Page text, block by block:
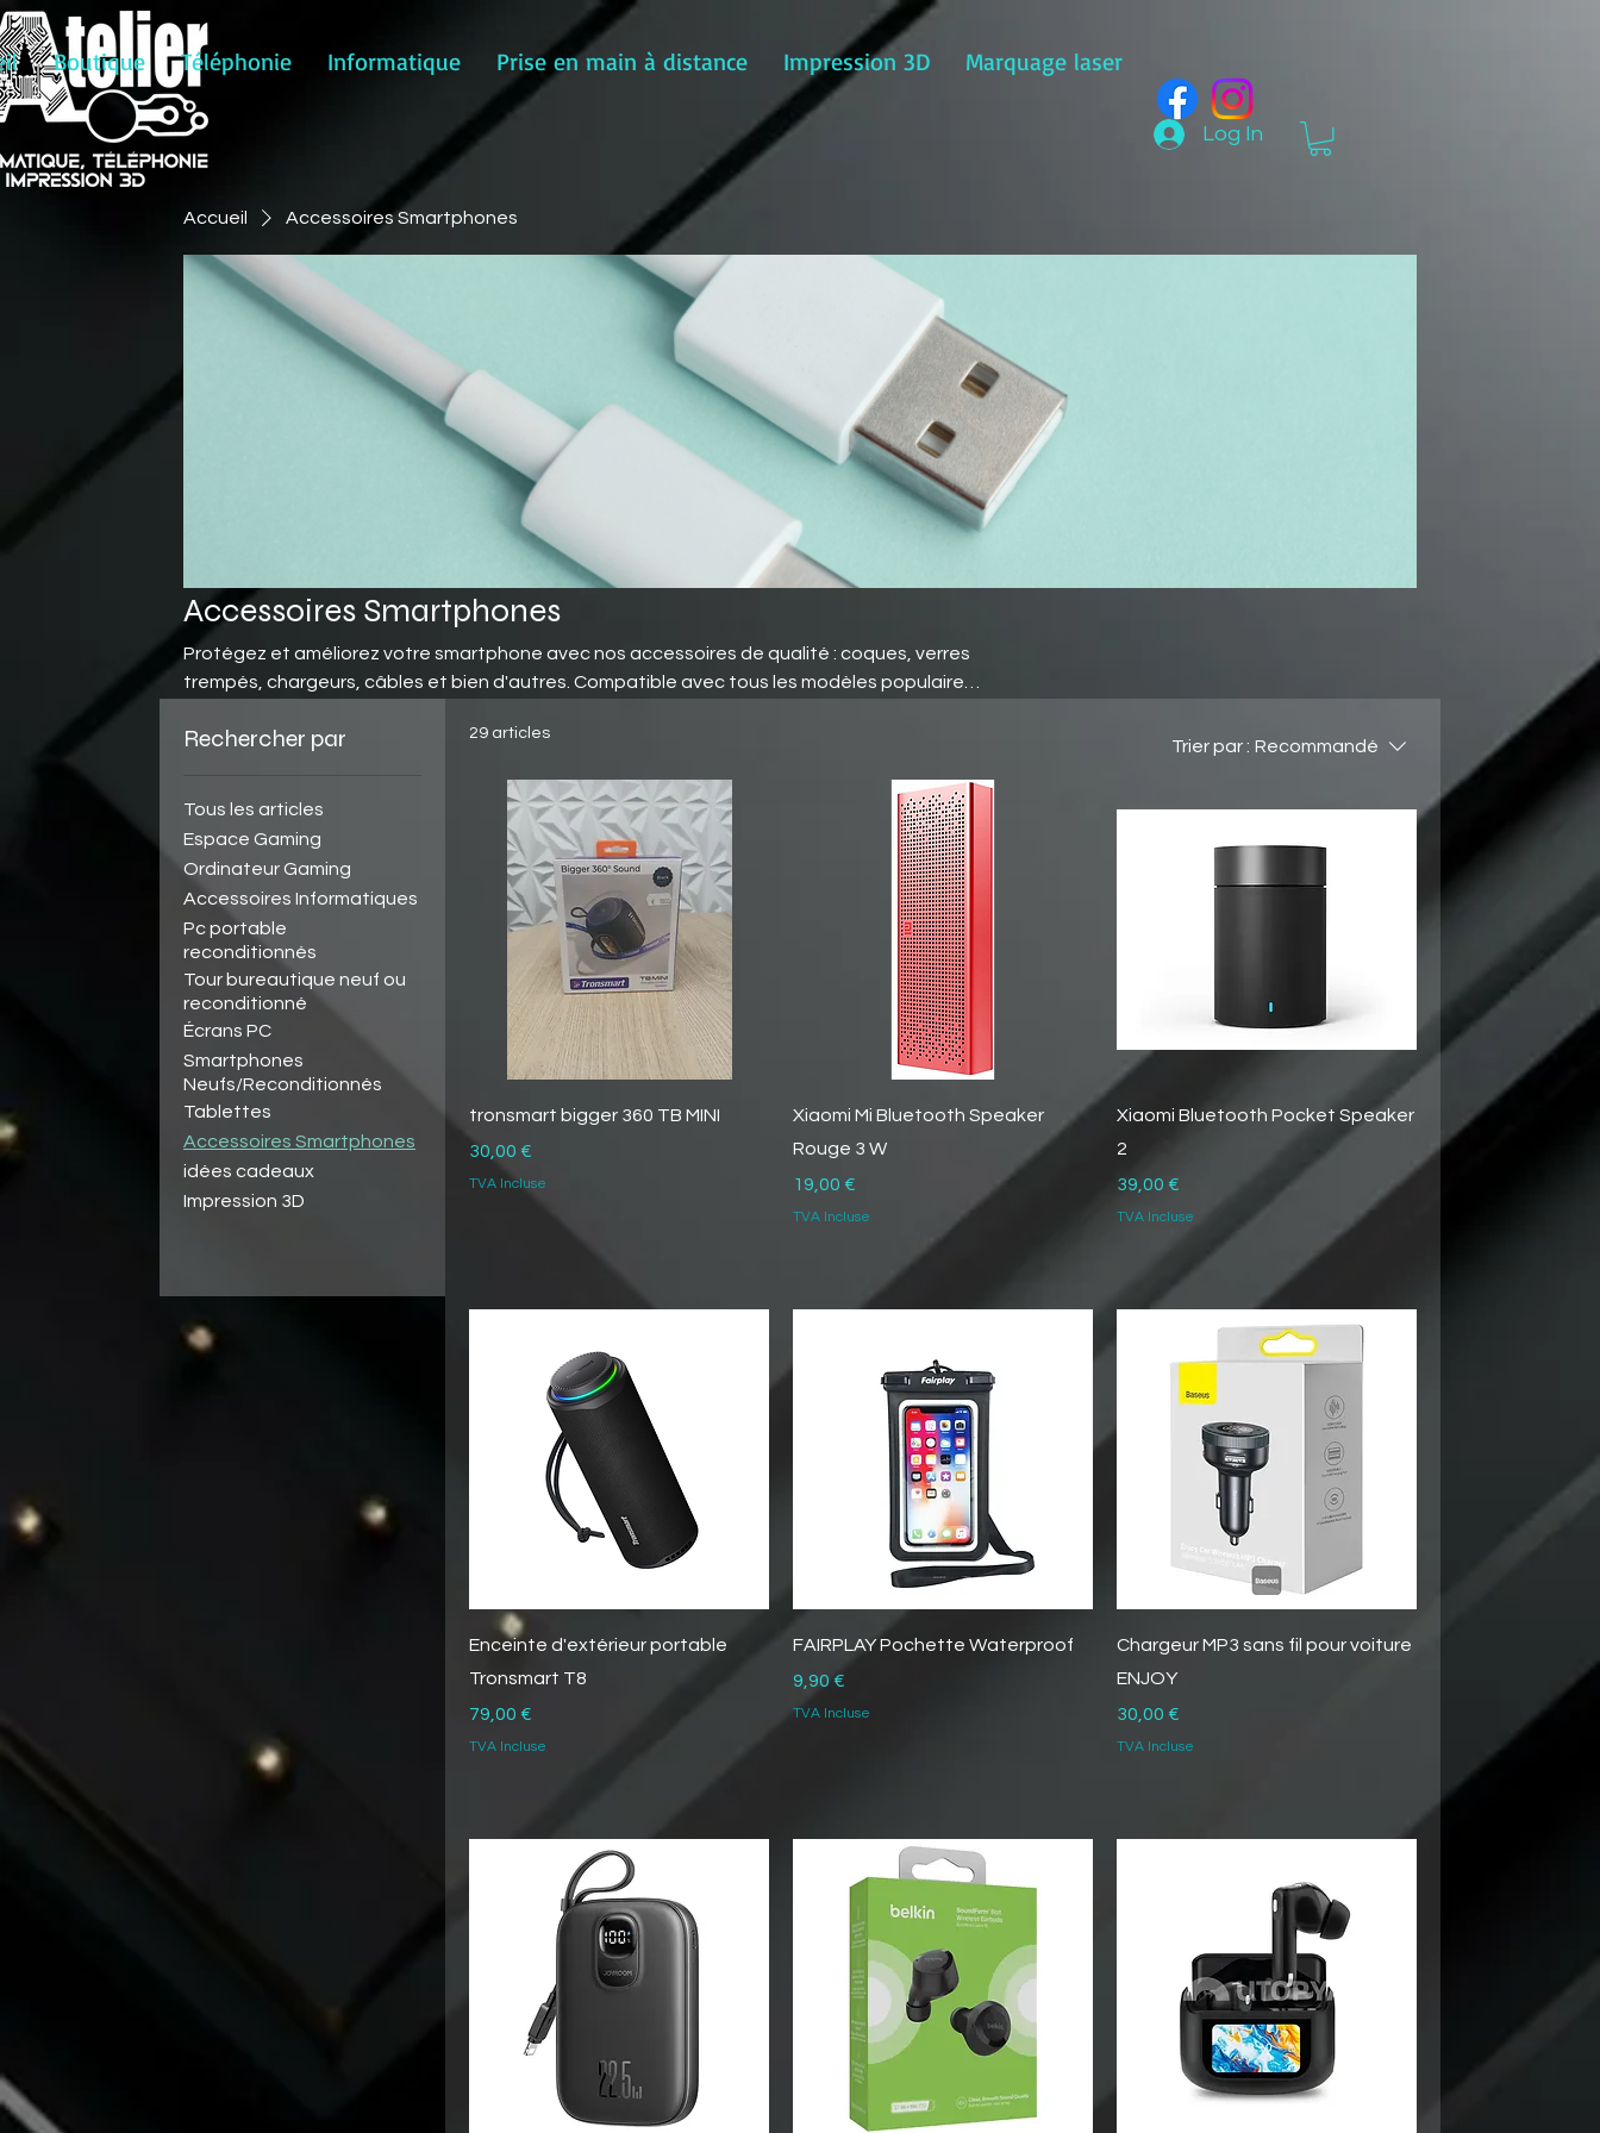
Boutique Téléphonie Informatique Prise en main à distance Impression 3D Marquage laser
Log In
Accueil Accessoires Smartphones
Accessoires Smartphones
Protégez et améliorez votre smartphone avec nos accessoires de qualité : coques, verres
trempés, chargeurs, câbles et bien d'autres. Compatible avec tous les modèles populaires.
Rechercher par
Tous les articles
Espace Gaming
Ordinateur Gaming
Accessoires Informatiques
Pc portable
reconditionnés
Tour bureautique neuf ou
reconditionné
Écrans PC
Smartphones
Neufs/Reconditionnés
Tablettes
Accessoires Smartphones
idées cadeaux
Impression 3D
29 articles
Trier par : Recommandé
tronsmart bigger 360 TB MINI
Prix
30,00 €
TVA Incluse
Xiaomi Mi Bluetooth Speaker
Rouge 3 W
Prix
19,00 €
TVA Incluse
Xiaomi Bluetooth Pocket Speaker
2
Prix
39,00 €
TVA Incluse
Enceinte d'extérieur portable
Tronsmart T8
Prix
79,00 €
TVA Incluse
FAIRPLAY Pochette Waterproof
Prix
9,90 €
TVA Incluse
Chargeur MP3 sans fil pour voiture
ENJOY
Prix
30,00 €
TVA Incluse